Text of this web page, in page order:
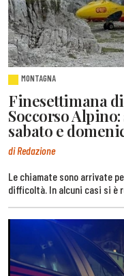
MONTAGNA
Finesettimana
Soccorso
sabato e
di Redazione
Le chiamate sono arrivate
difficoltà. In alcuni casi si è